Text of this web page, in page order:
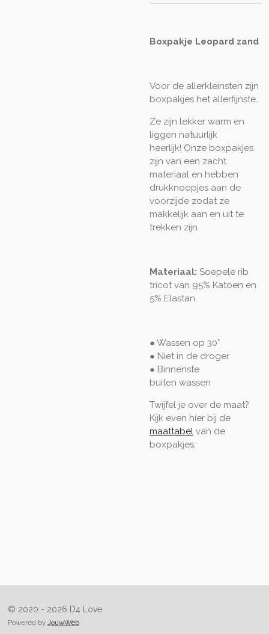
Boxpakje Leopard zand
Voor de allerkleinsten zijn
boxpakjes het allerfijnste.
Ze zijn lekker warm en
liggen natuurlijk
heerlijk! Onze boxpakjes
zijn van een zacht
materiaal en hebben
drukknoopjes aan de
voorzijde zodat ze
makkelijk aan en uit te
trekken zijn.
Materiaal: Soepele rib
tricot van 95% Katoen en
5% Elastan.
● Wassen op 30°
● Niet in de droger
● Binnenste
buiten wassen
Twijfel je over de maat?
Kijk even hier bij de
maattabel van de
boxpakjes.
© 2020 - 2026 D4 Love
Powered by JouwWeb